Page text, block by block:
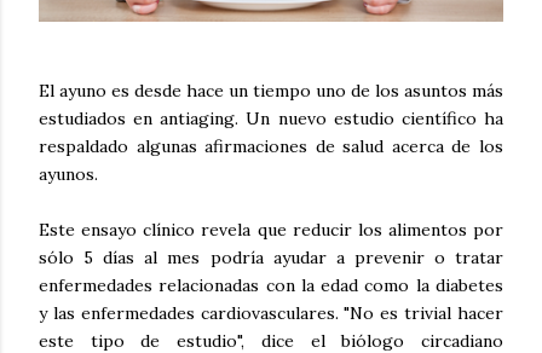
El ayuno es desde hace un tiempo uno de los asuntos más
estudiados en antiaging. Un nuevo estudio científico ha
respaldado algunas afirmaciones de salud acerca de los
ayunos.
Este ensayo clínico revela que reducir los alimentos por
sólo 5 días al mes podría ayudar a prevenir o tratar
enfermedades relacionadas con la edad como la diabetes
y las enfermedades cardiovasculares. "No es trivial hacer
este tipo de estudio", dice el biólogo circadiano